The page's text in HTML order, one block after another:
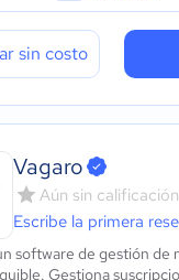
sin costo
Vagaro
Aún sin calificación
Escribe la primera
software de gestión de
Gestiona